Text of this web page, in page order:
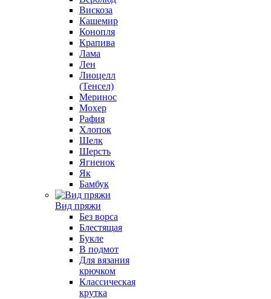
Вискоза
Кашемир
Конопля
Крапива
Лама
Лен
Лиоцелл
(Тенсел)
Меринос
Мохер
Рафия
Хлопок
Шелк
Шерсть
Ягненок
Як
Бамбук
Вид пряжи
Без ворса
Блестящая
Букле
В подмот
Для вязания
крючком
Классическая
крутка